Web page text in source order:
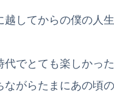
してからの僕の人生
代でとても楽しかっ
ながらたまにあの頃の